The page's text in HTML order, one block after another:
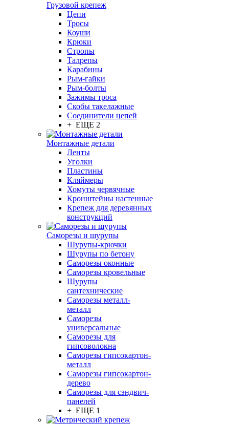
Грузовой крепеж
Цепи
Тросы
Коуши
Крюки
Стропы
Талрепы
Карабины
Рым-гайки
Рым-болты
Зажимы троса
Скобы такелажные
Соединители цепей
+ ЕЩЕ 2
Монтажные детали
Ленты
Уголки
Пластины
Кляймеры
Хомуты червячные
Кронштейны настенные
Крепеж для деревянных
конструкций
Саморезы и шурупы
Шурупы-крючки
Шурупы по бетону
Саморезы оконные
Саморезы кровельные
Шурупы
сантехнические
Саморезы металл-
металл
Саморезы
универсальные
Саморезы для
гипсоволокна
Саморезы гипсокартон-
металл
Саморезы гипсокартон-
дерево
Саморезы для сэндвич-
панелей
+ ЕЩЕ 1